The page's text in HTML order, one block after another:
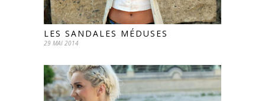
LES SANDALES MÉDUSES
29 MAI 2014